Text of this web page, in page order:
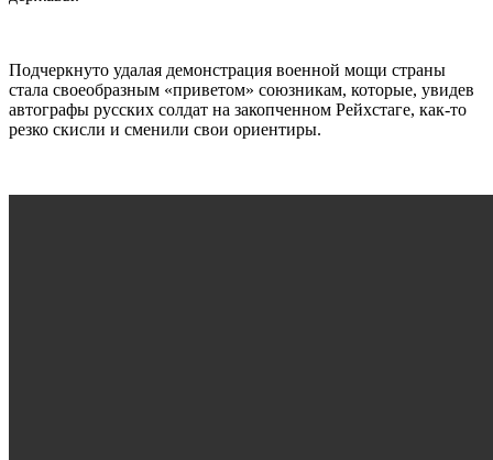
Подчеркнуто удалая демонстрация военной мощи страны
стала своеобразным «приветом» союзникам, которые, увидев
автографы русских солдат на закопченном Рейхстаге, как-то
резко скисли и сменили свои ориентиры.